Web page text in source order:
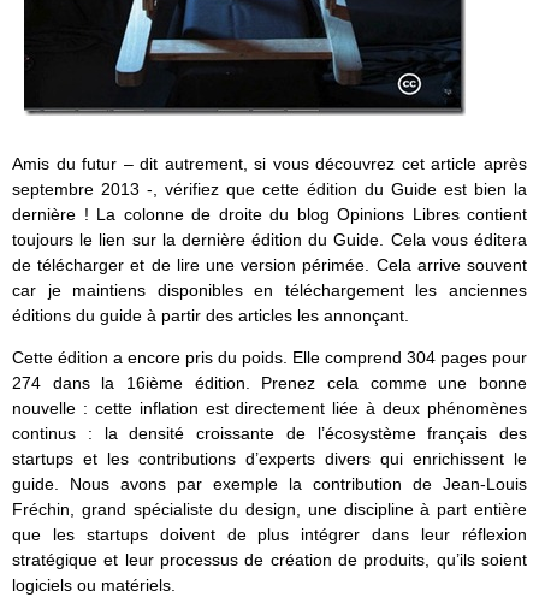
Amis du futur – dit autrement, si vous découvrez cet article après
septembre 2013 -, vérifiez que cette édition du Guide est bien la
dernière ! La colonne de droite du blog Opinions Libres contient
toujours le lien sur la dernière édition du Guide. Cela vous éditera
de télécharger et de lire une version périmée. Cela arrive souvent
car je maintiens disponibles en téléchargement les anciennes
éditions du guide à partir des articles les annonçant.
Cette édition a encore pris du poids. Elle comprend 304 pages pour
274 dans la 16ième édition. Prenez cela comme une bonne
nouvelle : cette inflation est directement liée à deux phénomènes
continus : la densité croissante de l’écosystème français des
startups et les contributions d’experts divers qui enrichissent le
guide. Nous avons par exemple la contribution de Jean-Louis
Fréchin, grand spécialiste du design, une discipline à part entière
que les startups doivent de plus intégrer dans leur réflexion
stratégique et leur processus de création de produits, qu’ils soient
logiciels ou matériels.